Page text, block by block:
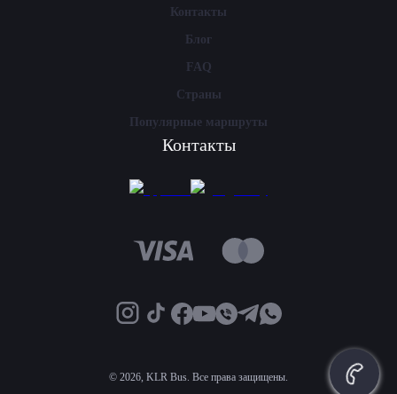
Контакты
Блог
FAQ
Страны
Популярные маршруты
Контакты
© 2026, KLR Bus. Все права защищены.